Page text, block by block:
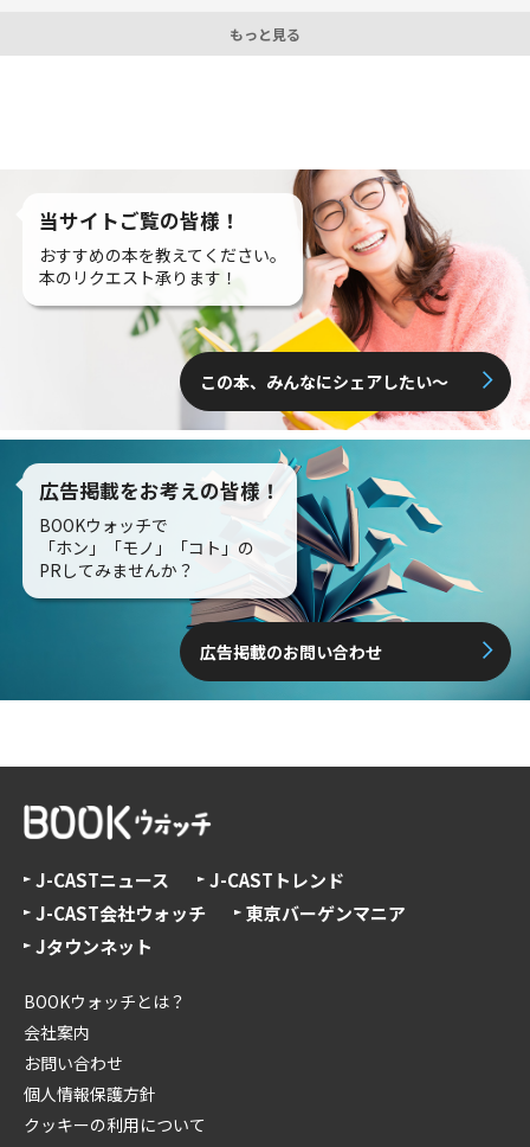
もっと見る
当サイトご覧の皆様！
おすすめの本を教えてください。
本のリクエスト承ります！
この本、みんなにシェアしたい〜
広告掲載をお考えの皆様！
BOOKウォッチで
「ホン」「モノ」「コト」の
PRしてみませんか？
広告掲載のお問い合わせ
J-CASTニュース
J-CASTトレンド
J-CAST会社ウォッチ
東京バーゲンマニア
Jタウンネット
BOOKウォッチとは？
会社案内
お問い合わせ
個人情報保護方針
クッキーの利用について